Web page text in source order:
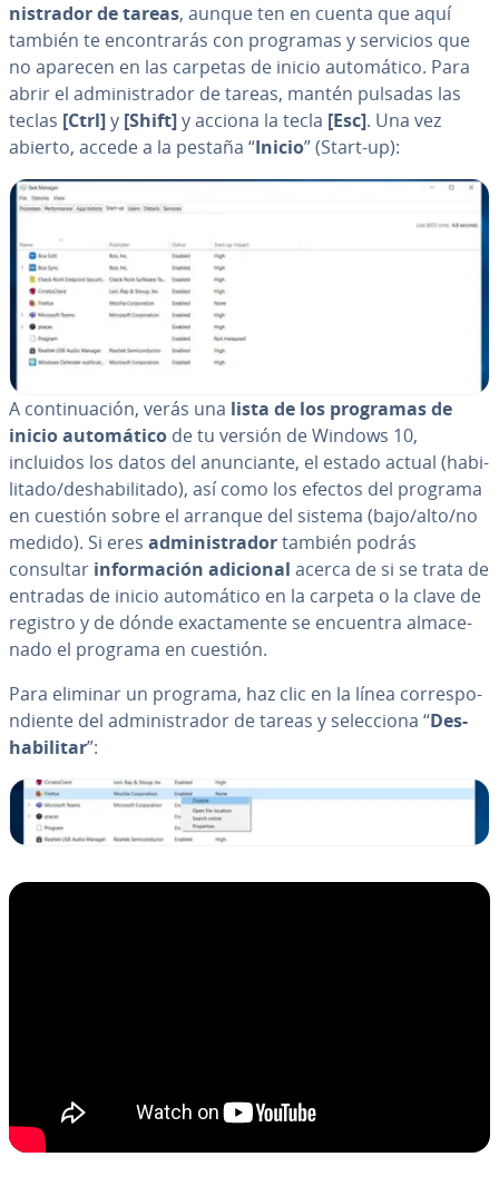
ni­s­tra­dor de tareas, aunque ten en cuenta que aquí
también te en­co­n­tra­rás con programas y servicios que
no aparecen en las carpetas de inicio au­to­má­ti­co. Para
abrir el ad­mi­ni­s­tra­dor de tareas, mantén pulsadas las
teclas [Ctrl]y [Shift]y acciona la tecla [Esc]. Una vez
abierto, accede a la pestaña “Inicio” (Start-up):
A co­n­ti­nua­ción, verás una lista de los programas de
inicio au­to­má­ti­co de tu versión de Windows 10,
incluidos los datos del anu­n­cia­n­te, el estado actual (ha­bi­
li­ta­do/des­ha­bi­li­ta­do), así como los efectos del programa
en cuestión sobre el arranque del sistema (bajo/alto/no
medido). Si eres ad­mi­ni­s­tra­dortambién podrás
consultar in­fo­r­ma­ción adicional acerca de si se trata de
entradas de inicio au­to­má­ti­co en la carpeta o la clave de
registro y de dónde exac­ta­me­n­te se encuentra al­ma­ce­
na­do el programa en cuestión.
Para eliminar un programa, haz clic en la línea co­rre­s­po­
n­die­n­te del ad­mi­ni­s­tra­dor de tareas y se­le­c­cio­na “Des­
ha­bi­li­tar”: